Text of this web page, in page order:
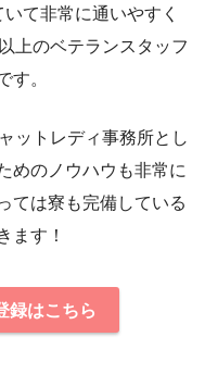
て非常に通いやすく
上のベテランスタッフ
す。
ットレディ事務所とし
めのノウハウも非常に
ては寮も完備している
ます！
録はこちら